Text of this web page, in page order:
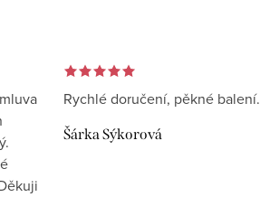
Rychlé doručení, pěkné balení.
Šárka Sýkorová